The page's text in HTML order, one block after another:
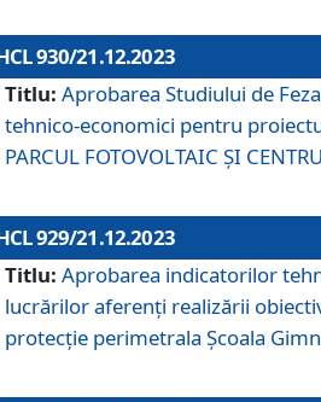
930/21.12.2023
Titlu: Aprobarea Studiului de
tehnico-economici pentru proiectul
PARCUL FOTOVOLTAIC ȘI
929/21.12.2023
Titlu: Aprobarea indicatorilor
lucrărilor aferenți realizării
protecție perimetrala Școala